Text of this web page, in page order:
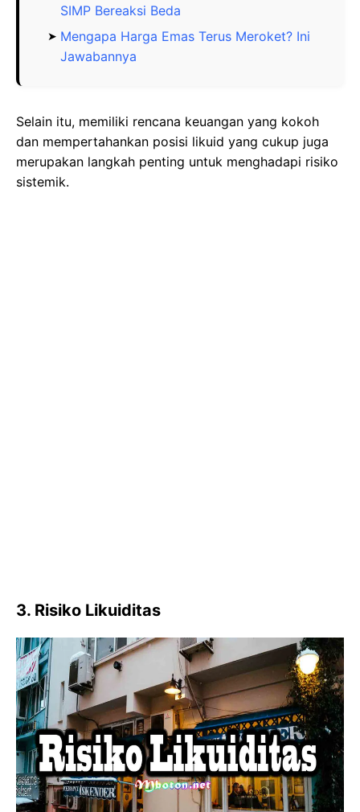
SIMP Bereaksi Beda
Mengapa Harga Emas Terus Meroket? Ini
Jawabannya
Selain itu, memiliki rencana keuangan yang kokoh
dan mempertahankan posisi likuid yang cukup juga
merupakan langkah penting untuk menghadapi risiko
sistemik.
3. Risiko Likuiditas